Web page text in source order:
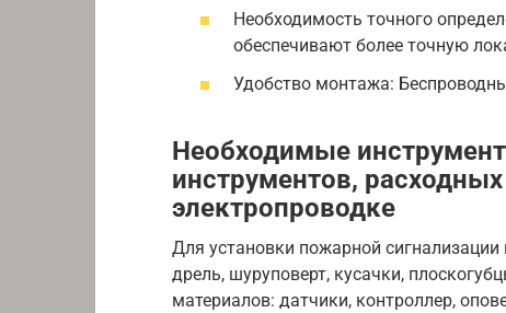
Необходимость точного
обеспечивают более точную
Удобство монтажа:
Необходимые
инструментов,
электропроводке
Для установки пожарной
дрель, шуруповерт, кусачки,
материалов: датчики, контроллер,